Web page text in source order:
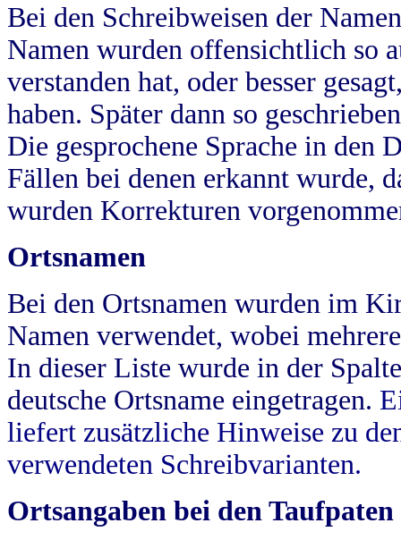
Bei den Schreibweisen der
Namen wurden offensichtlich so
verstanden hat, oder besser
haben. Später dann so
Die gesprochene Sprache in
Fällen bei denen erkannt wurde,
wurden Korrekturen
Ortsnamen
Bei den Ortsnamen wurden im
Namen verwendet, wobei
In dieser Liste wurde in der
deutsche Ortsname eingetragen.
liefert zusätzliche Hinweise zu
verwendeten Schreibvarianten.
Ortsangaben bei den Taufpaten